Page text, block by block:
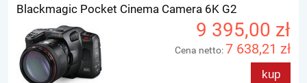
Blackmagic Pocket Cinema Camera 6K G2
9 395,00 zł
Cena netto:7 638,21 zł
kup